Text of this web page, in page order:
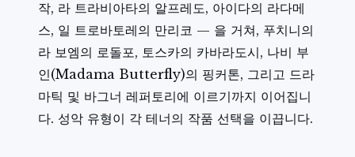
작, 라 트라비아타의 알프레도, 아이다의 라다메
스, 일 트로바토레의 만리코 — 을 거쳐, 푸치니의
라 보엠의 로돌포, 토스카의 카바라도시, 나비 부
인(Madama Butterfly)의 핑커톤, 그리고 드라
마틱 및 바그너 레퍼토리에 이르기까지 이어집니
다. 성악 유형이 각 테너의 작품 선택을 이끕니다.